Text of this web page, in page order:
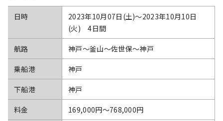
日時
2023年10月07日(土)〜2023年10月10日
(火) 4日間
航路 神戸～釜山～佐世保～神戸
乗船港 神戸
下船港 神戸
料金 169,000円〜768,000円